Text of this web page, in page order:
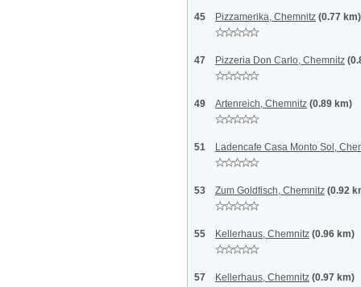
45 Pizzamerika, Chemnitz (0.77 km)
47 Pizzeria Don Carlo, Chemnitz
49 Artenreich, Chemnitz (0.89 km)
51 Ladencafe Casa Monto Sol,
53 Zum Goldfisch, Chemnitz (0.92
55 Kellerhaus, Chemnitz (0.96 km)
57 Kellerhaus, Chemnitz (0.97 km)